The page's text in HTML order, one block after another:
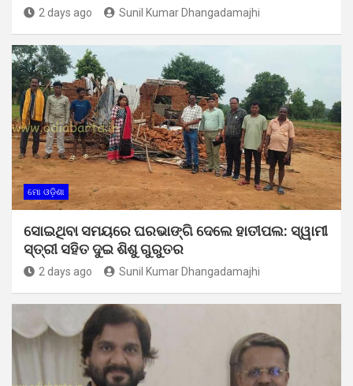
2 days ago Sunil Kumar Dhangadamajhi
ମୋ ଓଡ଼ିଶା
ସୋଇଥିବା ସମୟରେ ଘରଭାଙ୍ଗି ଦେଲେ ହାତୀପଲ: ସ୍ୱାମୀ
ସ୍ତ୍ରୀ ସହିତ ଦୁଇ ଶିଶୁ ଗୁରୁତର
2 days ago Sunil Kumar Dhangadamajhi